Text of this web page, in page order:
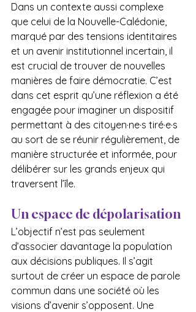
Dans un contexte aussi complexe
que celui de la Nouvelle-Calédonie,
marqué par des tensions identitaires
et un avenir institutionnel incertain, il
est crucial de trouver de nouvelles
manières de faire démocratie. C’est
dans cet esprit qu’une réflexion a été
engagée pour imaginer un dispositif
permettant à des citoyen·ne·s tiré·e·s
au sort de se réunir régulièrement, de
manière structurée et informée, pour
délibérer sur les grands enjeux qui
traversent l’île.
Un espace de dépolarisation
L’objectif n’est pas seulement
d’associer davantage la population
aux décisions publiques. Il s’agit
surtout de créer un espace de parole
commun dans une société où les
visions d’avenir s’opposent. Une